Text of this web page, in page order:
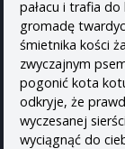
pałacu i trafia
gromadę
śmietnika kości
zwyczajnym
pogonić kota
odkryje, że
wyczesanej
wyciągnąć do